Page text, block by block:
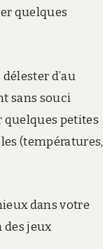
quelques
d’au
sans souci
quelques petites
(températures,
dans votre
des jeux